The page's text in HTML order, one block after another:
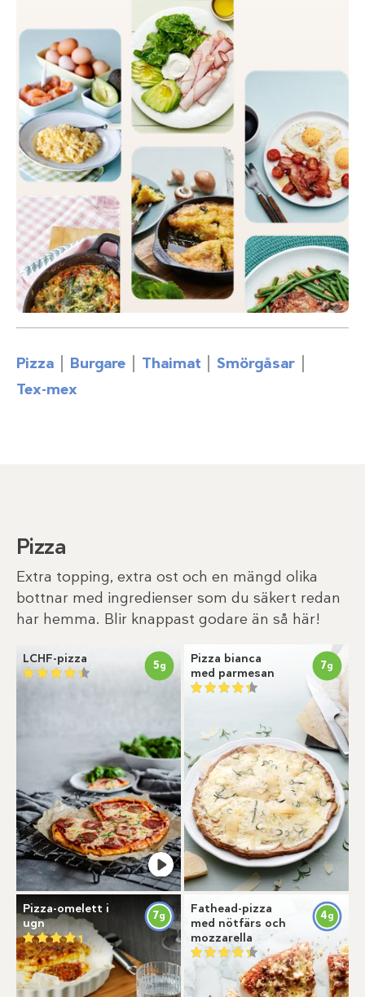
Pizza Burgare Thaimat
Smörgåsar
Tex-mex
Pizza
Extra topping, extra ost och en mängd olika
bottnar med ingredienser som du säkert redan
har hemma. Blir knappast godare än så här!
LCHF-pizza 5g
Pizza bianca
med parmesan
7g
Pizza-omelett i
ugn
7g
Fathead-pizza
med nötfärs och
mozzarella
4g